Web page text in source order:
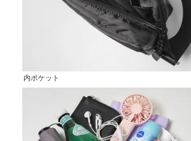
内ポケット